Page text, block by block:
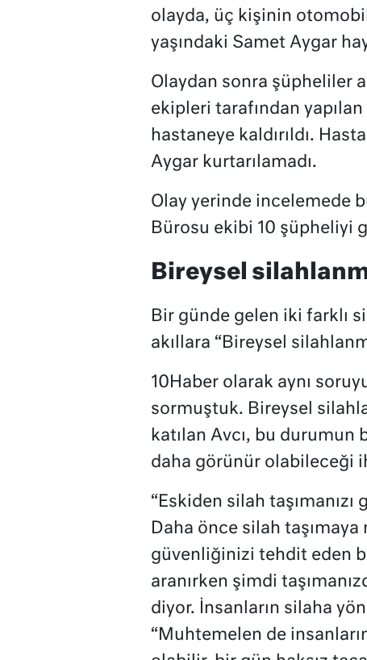
olayda, üç kişinin
yaşındaki Samet Aygar
Olaydan sonra şüpheliler
ekipleri tarafından
hastaneye kaldırıldı.
Aygar kurtarılamadı.
Olay yerinde incelemede
Bürosu ekibi 10 şüpheliyi
Bireysel
Bir günde gelen iki farklı
akıllara “Bireysel
10Haber olarak aynı
sormuştuk. Bireysel
katılan Avcı, bu durumun
daha görünür olabileceği
“Eskiden silah
Daha önce silah
güvenliğinizi tehdit eden
aranırken şimdi
diyor. İnsanların silaha
“Muhtemelen de